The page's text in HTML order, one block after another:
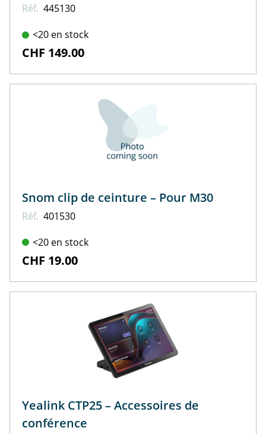
Réf. 445130
<20 en stock
CHF 149.00
Snom clip de ceinture – Pour M30
Réf. 401530
<20 en stock
CHF 19.00
Yealink CTP25 – Accessoires de
conférence